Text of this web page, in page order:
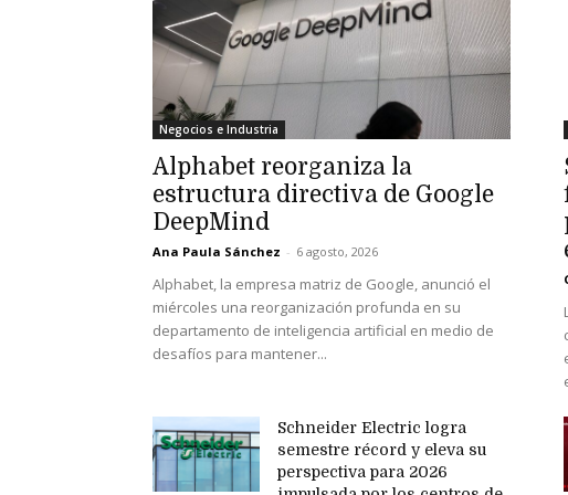
Negocios e Industria
Alphabet reorganiza la
estructura directiva de Google
DeepMind
Ana Paula Sánchez - 6 agosto, 2026
Alphabet, la empresa matriz de Google, anunció el
miércoles una reorganización profunda en su
departamento de inteligencia artificial en medio de
desafíos para mantener...
Schneider Electric logra
semestre récord y eleva su
perspectiva para 2026